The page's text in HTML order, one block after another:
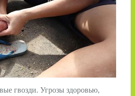
гвозди. Угрозы здоровью,